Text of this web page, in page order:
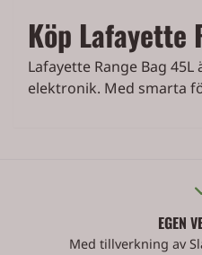
Köp Lafayette
Lafayette Range Bag
elektronik. Med smarta
EGEN
Med tillverkning av